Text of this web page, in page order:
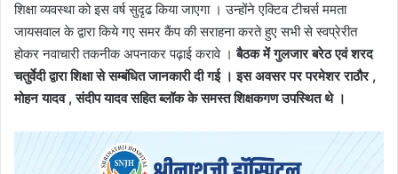
शिक्षा व्यवस्था को इस वर्ष सुदृढ किया जाएगा । उन्होंने एक्टिव टीचर्स ममता
जायसवाल के द्वारा किये गए समर कैंप की सराहना करते हुए सभी से स्वप्रेरीत
होकर नवाचारी तकनीक अपनाकर पढ़ाई करावे ।बैठक में गुलजार बरेठ एवं शरद
चतुर्वेदी द्वारा शिक्षा से सम्बंधित जानकारी दी गई । इस अवसर पर परमेशर राठौर ,
मोहन यादव , संदीप यादव सहित ब्लॉक के समस्त शिक्षकगण उपस्थित थे ।